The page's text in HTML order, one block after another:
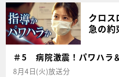
クロス
急の約
＃5 病院激震！パワハラ
8月4日(火)放送分